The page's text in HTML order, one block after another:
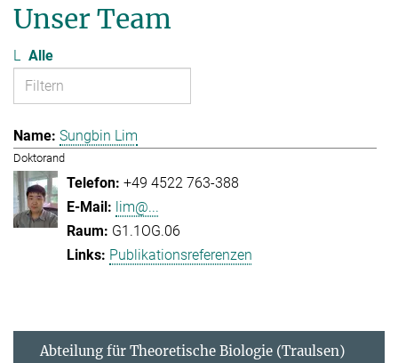
Unser Team
L Alle
Sungbin Lim
Doktorand
+49 4522 763-388
lim@...
G1.1OG.06
Publikationsreferenzen
Abteilung für Theoretische Biologie (Traulsen)